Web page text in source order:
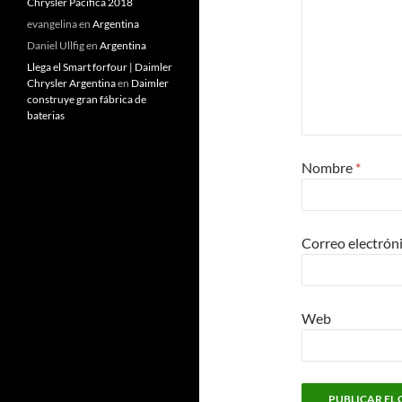
Nombre *
Correo
Web
evangelinaen Argentina
Daniel Ullfigen Argentina
Llega el Smart forfour | Daimler
Chrysler Argentinaen Daimler
construye gran fábrica de
baterias